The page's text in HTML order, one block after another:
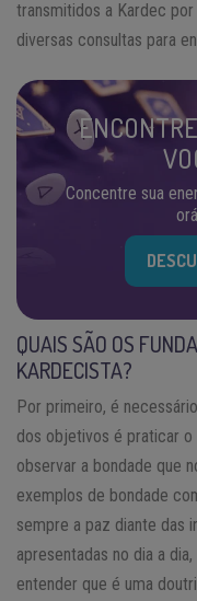
transmitidos a Kardec
diversas consultas para
Concentre sua
QUAIS SÃO OS
KARDECISTA?
Por primeiro, é
dos objetivos é praticar
observar a bondade que
exemplos de bondade
sempre a paz diante das
apresentadas no dia a
entender que é uma